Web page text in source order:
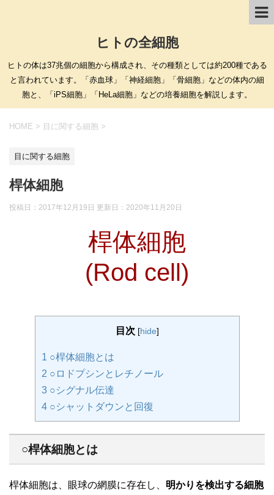
ヒトの全細胞
ヒトの体は37兆個の細胞から構成され、その種類としては約200種である
と言われています。「赤血球」「神経細胞」「骨細胞」などの体内の細
胞と、「iPS細胞」「HeLa細胞」などの培養細胞を解説します。
HOME > 目に関する細胞 >
目に関する細胞
桿体細胞
投稿日：2017年12月19日 更新日： 2020年11月20日
桿体細胞
(Rod cell)
目次 [hide]
1 ○桿体細胞とは
2 ○ロドプシンとレチノール
3○シグナル伝達
4○シャットダウンと回復
○桿体細胞とは
桿体細胞は、眼球の網膜に存在し、 明かりを検出する細胞